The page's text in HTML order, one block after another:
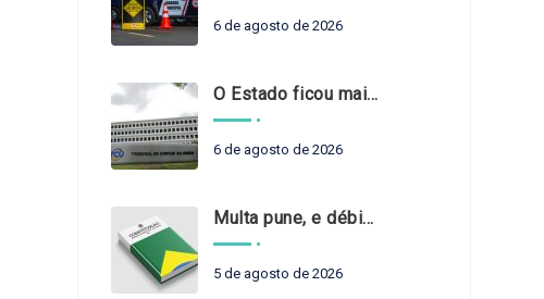
6 de agosto de 2026
O Estado ficou mais complexo. O controle precisa acompanhar
6 de agosto de 2026
Multa pune, e débito recompõe. § 3º do art. 71 da Constituição: um problema de legística formal
5 de agosto de 2026